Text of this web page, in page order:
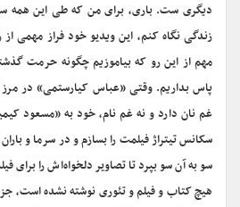
دیگری ست. باری، برای من که طی این همه
زندگی نگاه کنم، این ویدیو خود فراز مهمی
مهم از این رو که بیاموزیم چگونه حرمت
پاس بداریم. وقتی «عباس کیارستمی» در مرز
غم نان دارد و نه غم نام، خود به «مسعود
سکانس تیتراژ فیلمت را بسازم و در سرما و
سو به آن سو بپرد تا تصاویر دلخواه‌اش را برای
هیچ کتاب و فیلم و تئوری نوشته نشده است، جز